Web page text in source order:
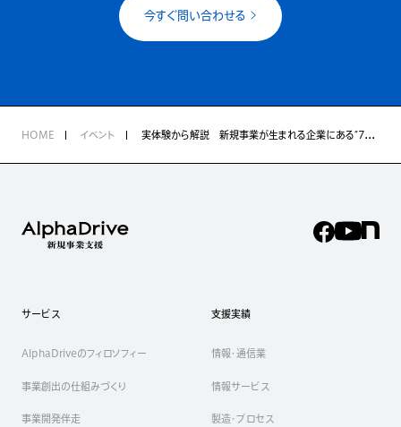
今すぐ問い合わせる
HOME イベント 実体験から解説 新規事業が生まれる企業にある”7つの”仕組み
サービス
AlphaDriveのフィロソフィー
事業創出の仕組みづくり
事業開発伴走
支援実績
情報・通信業
情報サービス
製造・プロセス